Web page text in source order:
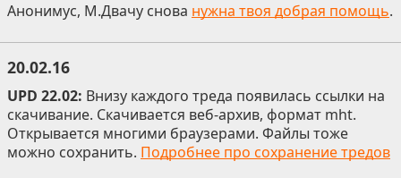
Анонимус, М.Двачу снова нужна твоя добрая помощь.
20.02.16
UPD 22.02: Внизу каждого треда появилась ссылки на
скачивание. Скачивается веб-архив, формат mht.
Открывается многими браузерами. Файлы тоже
можно сохранить. Подробнее про сохранение тредов